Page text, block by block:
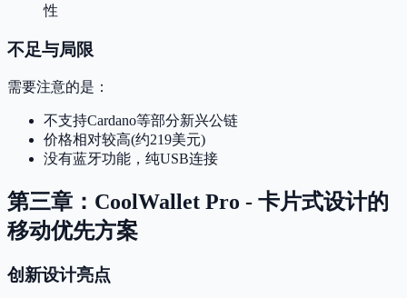
性
不足与局限
需要注意的是：
不支持Cardano等部分新兴公链
价格相对较高(约219美元)
没有蓝牙功能，纯USB连接
第三章：CoolWallet Pro - 卡片式设计的
移动优先方案
创新设计亮点